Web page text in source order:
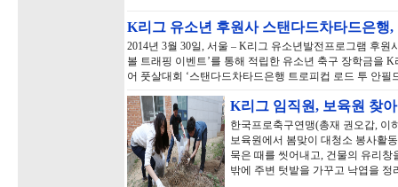
K리그 유소년 후원사 스탠다드차타드은
2014년 3월 30일, 서울 – K리그 유소년발전프로그램 후
볼 트래핑 이벤트’를 통해 적립한 유소년 축구 장학금을
어 풋살대회 ‘스탠다드차타드은행 트로피컵 로드 투 안
K리그 임직원, 보육원 찾
한국프로축구연맹(총재 권오갑, 이
보육원에서 봄맞이 대청소 봉사활
묵은 때를 씻어내고, 건물의 유리
밖에 주변 텃밭을 가꾸고 낙엽을